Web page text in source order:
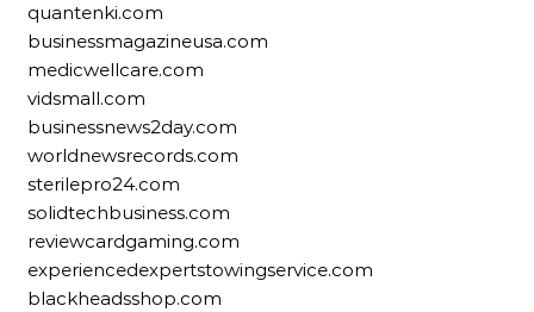
quantenki.com
businessmagazineusa.com
medicwellcare.com
vidsmall.com
businessnews2day.com
worldnewsrecords.com
sterilepro24.com
solidtechbusiness.com
reviewcardgaming.com
experiencedexpertstowingservice.com
blackheadsshop.com